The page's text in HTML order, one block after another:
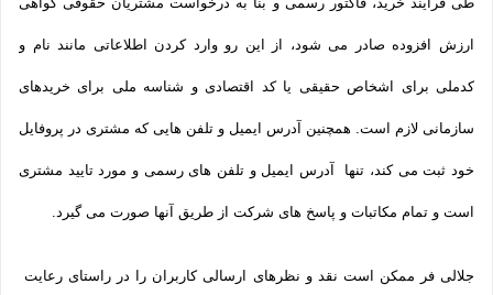
ارزش افزوده صادر می شود، از این رو وارد کردن اطلاعاتی مانند نام و
کدملی برای اشخاص حقیقی یا کد اقتصادی و شناسه ملی برای خریدهای
سازمانی لازم است. همچنین آدرس ایمیل و تلفن هایی که مشتری در پروفایل
خود ثبت می­ کند، تنها آدرس ایمیل و تلفن­ های رسمی و مورد تایید مشتری
است و تمام مکاتبات و پاسخ های شرکت از طریق آنها صورت می گیرد.
جلالی فر ممکن است نقد و نظرهای ارسالی کاربران را در راستای رعایت